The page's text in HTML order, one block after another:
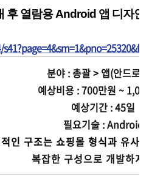
후 열람용 Android 앱 디자인
분야 : 총괄 > 앱(안드로
예상비용 : 700만원 ~
예상기간 : 45일
필요기술 : Android
인 구조는 쇼핑몰 형식과 유사
복잡한 구성으로 개